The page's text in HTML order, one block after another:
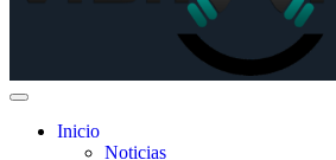
Inicio
Noticias